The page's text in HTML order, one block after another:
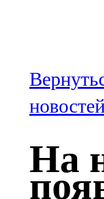
100,3 FM
Зәй
106,6
105,2
На